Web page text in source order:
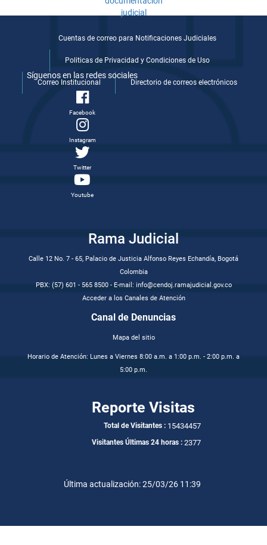
Cuentas de correo para Notificaciones Judiciales
Politicas de Privacidad y Condiciones de Uso
Correo Institucional Directorio de correos electrónicos
Síguenos en las redes sociales
Facebook
Instagram
Twitter
Youtube
Rama Judicial
Calle 12 No. 7 - 65, Palacio de Justicia Alfonso Reyes Echandía, Bogotá
Colombia
PBX: (57) 601 - 565 8500 - E-mail: info@cendoj.ramajudicial.gov.co
Acceder a los Canales de Atención
Canal de Denuncias
Mapa del sitio
Horario de Atención: Lunes a Viernes 8:00 a.m. a 1:00 p.m. - 2:00 p.m. a
5:00 p.m.
Reporte Visitas
Total de Visitantes : 15434457
Visitantes Últimas 24 horas : 2377
Última actualización: 25/03/26 11:39